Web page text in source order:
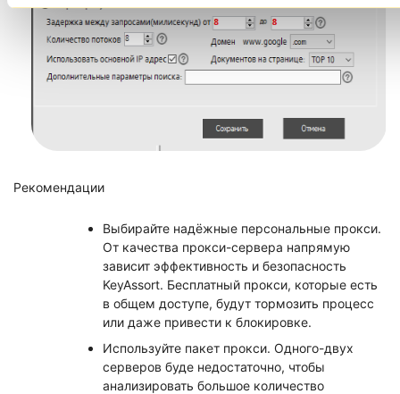
Рекомендации
Выбирайте надёжные персональные прокси.
От качества прокси-сервера напрямую
зависит эффективность и безопасность
KeyAssort. Бесплатный прокси, которые есть
в общем доступе, будут тормозить процесс
или даже привести к блокировке.
Используйте пакет прокси. Одного-двух
серверов буде недостаточно, чтобы
анализировать большое количество